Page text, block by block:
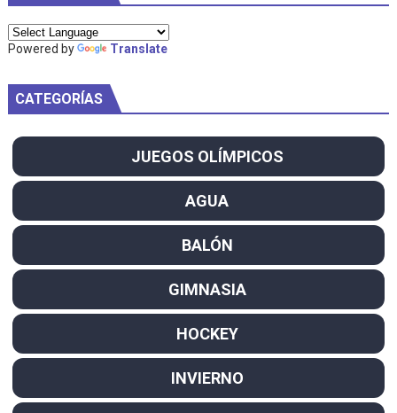
Powered by Translate
CATEGORÍAS
JUEGOS OLÍMPICOS
AGUA
BALÓN
GIMNASIA
HOCKEY
INVIERNO